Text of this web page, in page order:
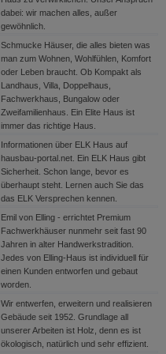
dabei: wir machen alles, außer
gewöhnlich.
Schmucke Häuser, die alles bieten was
man zum Wohnen, Wohlfühlen, Komfort
oder Leben braucht. Ob Kompakt als
Landhaus, Villa, Doppelhaus,
Fachwerkhaus, Bungalow oder
Zweifamilienhaus. Ein Elite Haus ist
immer das richtige Haus.
Informationen über ELK Haus auf
hausbau-portal.net. Ein ELK Haus gibt
Sicherheit. Schon lange, bevor es
überhaupt steht. Lernen auch Sie das
das ELK Versprechen kennen.
Emil von Elling - errichtet Premium
Fachwerkhäuser nunmehr seit fast 90
Jahren in alter Handwerkstradition.
Jedes von Elling-Haus ist individuell für
einen Kunden entworfen und gebaut
worden.
Wir entwerfen, erweitern und realisieren
Gebäude seit 1952. Grundlage all
unserer Arbeiten ist Holz, denn es ist
ökologisch, natürlich und sehr effizient.